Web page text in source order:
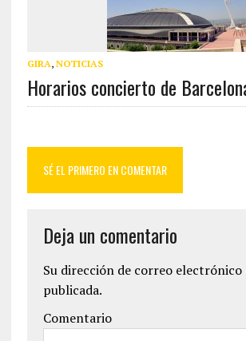
GIRA, NOTICIAS
Horarios concierto de
SÉ EL PRIMERO EN COMENTAR
Deja un comentario
Su dirección de correo electrónico
publicada.
Comentario